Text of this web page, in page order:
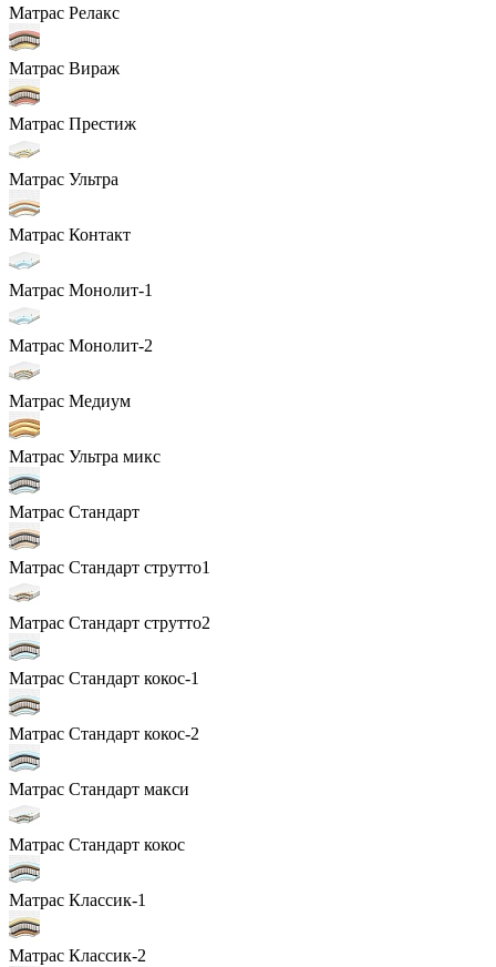
Матрас Релакс
Матрас Вираж
Матрас Престиж
Матрас Ультра
Матрас Контакт
Матрас Монолит-1
Матрас Монолит-2
Матрас Медиум
Матрас Ультра микс
Матрас Стандарт
Матрас Стандарт струтто1
Матрас Стандарт струтто2
Матрас Стандарт кокос-1
Матрас Стандарт кокос-2
Матрас Стандарт макси
Матрас Стандарт кокос
Матрас Классик-1
Матрас Классик-2